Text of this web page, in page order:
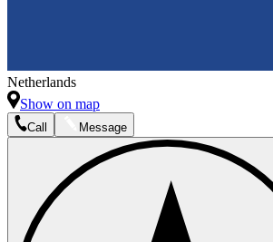
Netherlands
Show on map
Call Message